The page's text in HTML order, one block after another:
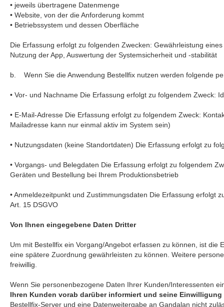
• jeweils übertragene Datenmenge
• Website, von der die Anforderung kommt
• Betriebssystem und dessen Oberfläche
Die Erfassung erfolgt zu folgenden Zwecken: Gewährleistung
Nutzung der App, Auswertung der Systemsicherheit und -stabilität
b. Wenn Sie die Anwendung Bestellfix nutzen werden folgende
• Vor- und Nachname Die Erfassung erfolgt zu folgendem Zweck:
• E-Mail-Adresse Die Erfassung erfolgt zu folgendem Zweck:
Mailadresse kann nur einmal aktiv im System sein)
• Nutzungsdaten (keine Standortdaten) Die Erfassung erfolgt zu
• Vorgangs- und Belegdaten Die Erfassung erfolgt zu folgendem
Geräten und Bestellung bei Ihrem Produktionsbetrieb
• Anmeldezeitpunkt und Zustimmungsdaten Die Erfassung erfolgt
Art. 15 DSGVO
Von Ihnen eingegebene Daten Dritter
Um mit Bestellfix ein Vorgang/Angebot erfassen zu können, ist
eine spätere Zuordnung gewährleisten zu können. Weitere
freiwillig.
Wenn Sie personenbezogene Daten Ihrer Kunden/Interessenten
Ihren Kunden vorab darüber informiert und seine
Bestellfix-Server und eine Datenweitergabe an Gandalan nicht